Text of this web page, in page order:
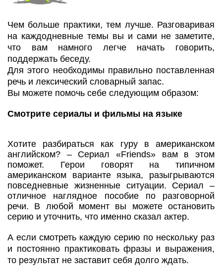
Чем больше практики, тем лучше. Разговаривая
на каждодневные темы вы и сами не заметите,
что вам намного легче начать говорить,
поддержать беседу.
Для этого необходимы правильно поставленная
речь и лексический словарный запас.
Вы можете помочь себе следующим образом:
Смотрите сериалы и фильмы на языке
Хотите разбираться как гуру в американском
английском? – Сериал «Friends» вам в этом
поможет. Герои говорят на типичном
американском варианте языка, разыгрываются
повседневные жизненные ситуации. Сериал –
отличное наглядное пособие по разговорной
речи. В любой момент вы можете остановить
серию и уточнить, что именно сказал актер.
А если смотреть каждую серию по нескольку раз
и постоянно практиковать фразы и выражения,
то результат не заставит себя долго ждать.